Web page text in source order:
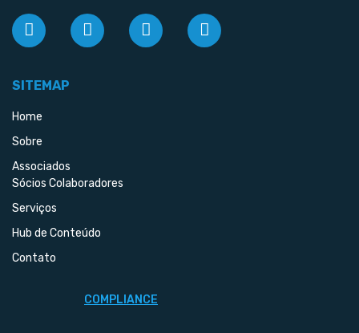
SITEMAP
Home
Sobre
Associados
Sócios Colaboradores
Serviços
Hub de Conteúdo
Contato
COMPLIANCE